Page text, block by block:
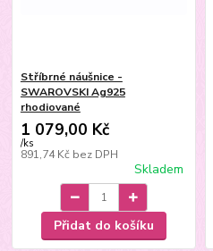
Stříbrné náušnice -
SWAROVSKI Ag925
rhodiované
1 079,00 Kč
/ks
891,74 Kč bez DPH
Skladem
Přidat do košíku